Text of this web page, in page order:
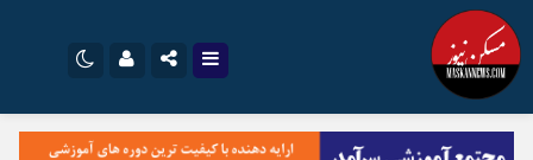
اینستاگرام
تلگرام
نام کاربری یا نشانی ایمیل